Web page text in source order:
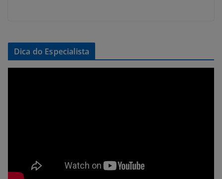
Dica do Especialista